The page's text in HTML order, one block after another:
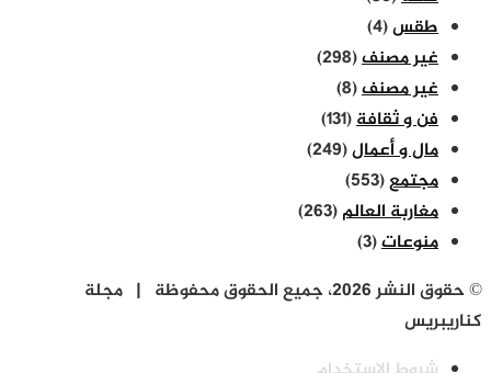
طقس(4)
غير مصنف(298)
غير مصنف(8)
فن و ثقافة(131)
مال و أعمال(249)
مجتمع(553)
مغاربة العالم(263)
منوعات(3)
© حقوق النشر 2026، جميع الحقوق محفوظة | مجلة
كناريبريس